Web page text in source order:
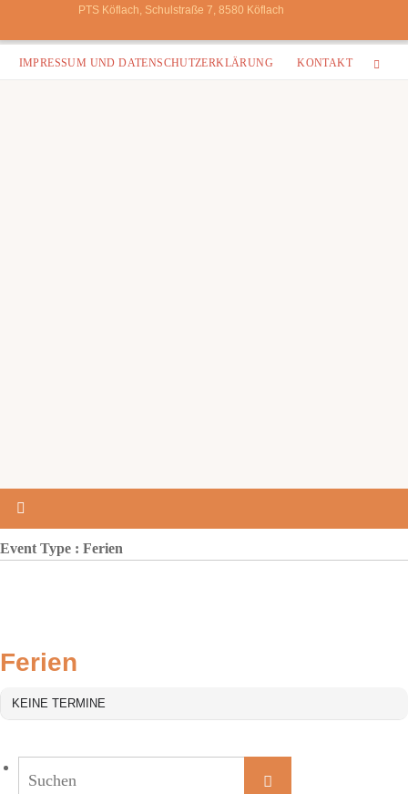
PTS Köflach, Schulstraße 7, 8580 Köflach
Zum
Inhalt
IMPRESSUM UND DATENSCHUTZERKLÄRUNG KONTAKT
Event Type : Ferien
Ferien
KEINE TERMINE
Suchen